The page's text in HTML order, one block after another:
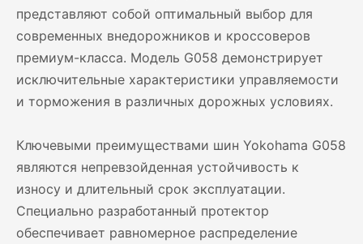
представляют собой оптимальный выбор для
современных внедорожников и кроссоверов
премиум-класса. Модель G058 демонстрирует
исключительные характеристики управляемости
и торможения в различных дорожных условиях.
Ключевыми преимуществами шин Yokohama G058
являются непревзойденная устойчивость к
износу и длительный срок эксплуатации.
Специально разработанный протектор
обеспечивает равномерное распределение